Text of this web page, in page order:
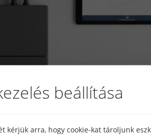
beállítása
kérjük arra, hogy cookie-kat tároljunk